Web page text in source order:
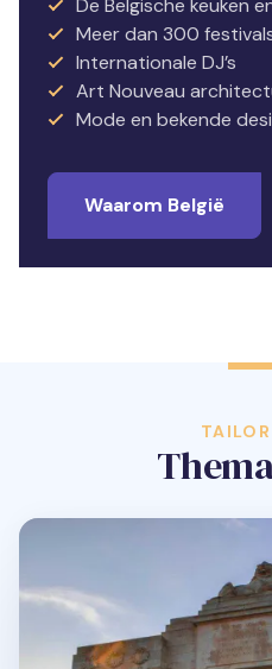
De Belgische keuken
Meer dan 300
Internationale DJ’s
Art Nouveau
Mode en bekende
Waarom België